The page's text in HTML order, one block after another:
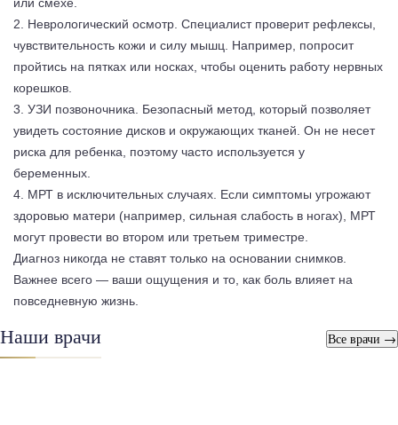
2. Неврологический осмотр. Специалист проверит рефлексы,
чувствительность кожи и силу мышц. Например, попросит
пройтись на пятках или носках, чтобы оценить работу нервных
корешков.
3. УЗИ позвоночника. Безопасный метод, который позволяет
увидеть состояние дисков и окружающих тканей. Он не несет
риска для ребенка, поэтому часто используется у
беременных.
4. МРТ в исключительных случаях. Если симптомы угрожают
здоровью матери (например, сильная слабость в ногах), МРТ
могут провести во втором или третьем триместре.
Диагноз никогда не ставят только на основании снимков.
Важнее всего — ваши ощущения и то, как боль влияет на
повседневную жизнь.
Наши врачи Все врачи →